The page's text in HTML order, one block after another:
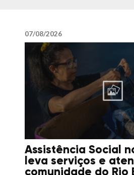
07/08/2026
Assistência Social
leva serviços e
comunidade do Rio